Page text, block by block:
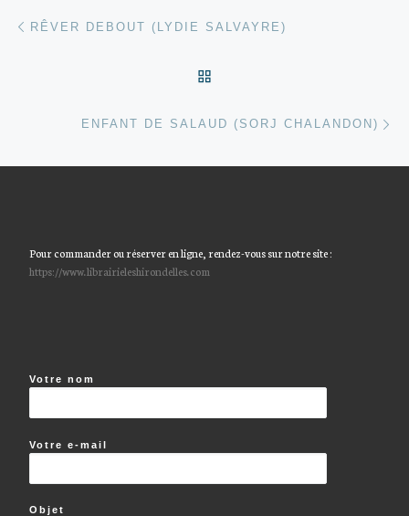
Parcourir les articles
RÊVER DEBOUT (LYDIE SALVAYRE)
ENFANT DE SALAUD (SORJ CHALANDON)
Pour commander ou réserver en ligne, rendez-vous sur notre site :
https://www.librairieleshirondelles.com
Votre nom
Votre e-mail
Objet